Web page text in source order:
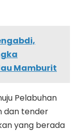
Mamburit
Pelabuhan
dan tender
yang berada